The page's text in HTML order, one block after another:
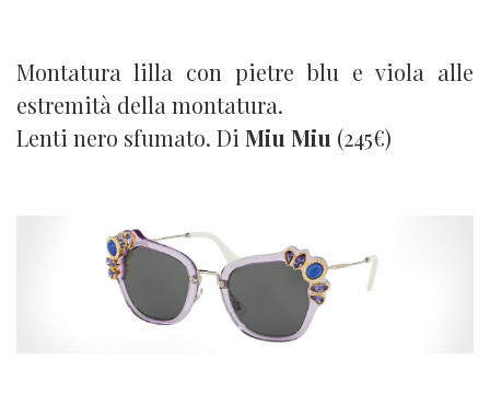
Montatura lilla con pietre blu e viola alle
estremità della montatura.
Lenti nero sfumato. Di Miu Miu (245€)